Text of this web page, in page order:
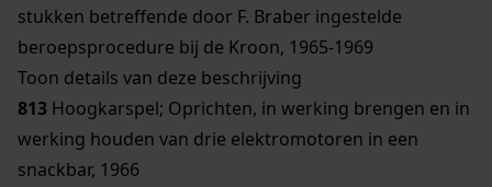
stukken betreffende door F. Braber ingestelde
beroepsprocedure bij de Kroon, 1965-1969
Toon details van deze beschrijving
813 Hoogkarspel; Oprichten, in werking brengen en in
werking houden van drie elektromotoren in een
snackbar, 1966